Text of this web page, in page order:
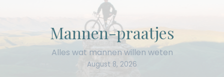
Mannen-praatjes
Alles wat mannen willen weten
August 8, 2026